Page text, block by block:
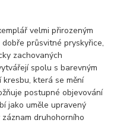
velmi přirozeným
průsvitné pryskyřice,
zachovaných
spolu s barevným
která se mění
postupné objevování
jako uměle upravený
druhohorního